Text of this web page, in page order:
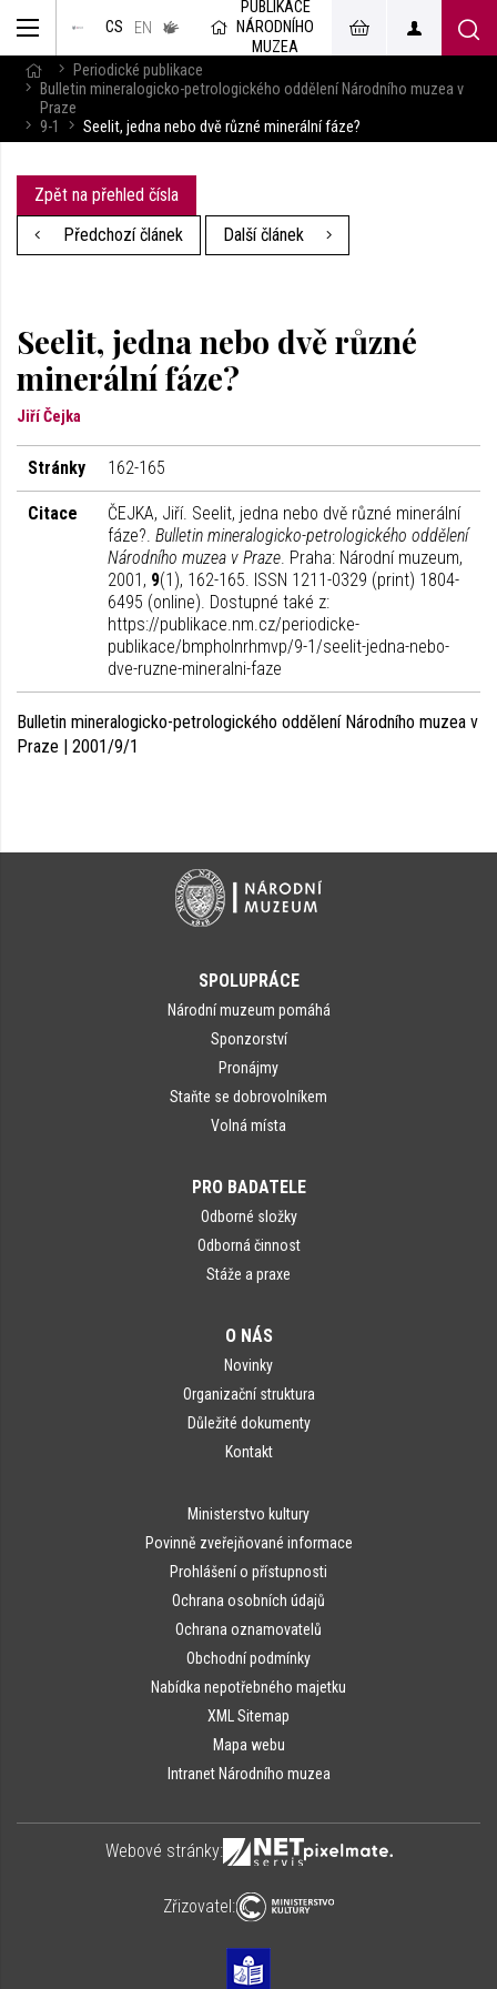
CS EN
v českém
jazyce
PUBLIKACE
NÁRODNÍHO
MUZEA
Periodické publikace
Bulletin mineralogicko-petrologického oddělení Národního muzea v
Praze
9-1
Seelit, jedna nebo dvě různé minerální fáze?
Zpět na přehled čísla
Předchozí článek
Další článek
Seelit, jedna nebo dvě různé
minerální fáze?
Jiří Čejka
Stránky 162-165
Citace
ČEJKA, Jiří. Seelit, jedna nebo dvě různé minerální
fáze?. Bulletin mineralogicko-petrologického oddělení
Národního muzea v Praze. Praha: Národní muzeum,
2001, 9(1), 162-165. ISSN 1211-0329 (print) 1804-
6495 (online). Dostupné také z:
https://publikace.nm.cz/periodicke-
publikace/bmpholnrhmvp/9-1/seelit-jedna-nebo-
dve-ruzne-mineralni-faze
Bulletin mineralogicko-petrologického oddělení Národního muzea v
Praze | 2001/9/1
SPOLUPRÁCE
Národní muzeum pomáhá
Sponzorství
Pronájmy
Staňte se dobrovolníkem
Volná místa
PRO BADATELE
Odborné složky
Odborná činnost
Stáže a praxe
O NÁS
Novinky
Organizační struktura
Důležité dokumenty
Kontakt
Ministerstvo kultury
Povinně zveřejňované informace
Prohlášení o přístupnosti
Ochrana osobních údajů
Ochrana oznamovatelů
Obchodní podmínky
Nabídka nepotřebného majetku
XML Sitemap
Mapa webu
Intranet Národního muzea
Webové stránky:
Zřizovatel: